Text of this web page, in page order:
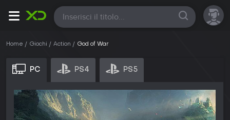
Tutte
Home Giochi Action God of War
PC PS4 PS5